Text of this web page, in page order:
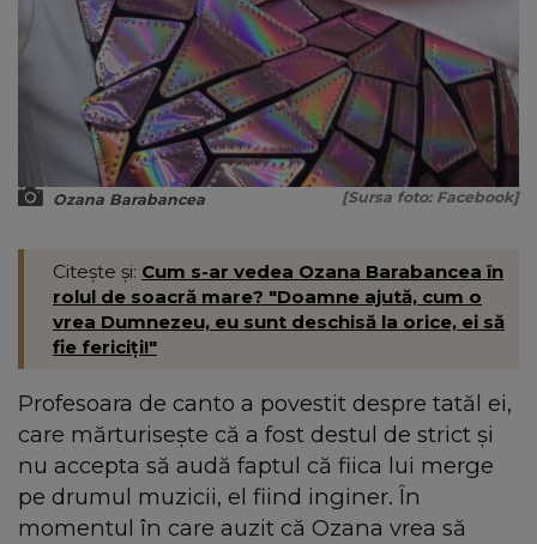
Ozana Barabancea [Sursa foto: Facebook]
Citește și: Cum s-ar vedea Ozana Barabancea în
rolul de soacră mare? "Doamne ajută, cum o
vrea Dumnezeu, eu sunt deschisă la orice, ei să
fie fericiți!"
Profesoara de canto a povestit despre tatăl ei,
care mărturisește că a fost destul de strict și
nu accepta să audă faptul că fiica lui merge
pe drumul muzicii, el fiind inginer. În
momentul în care auzit că Ozana vrea să